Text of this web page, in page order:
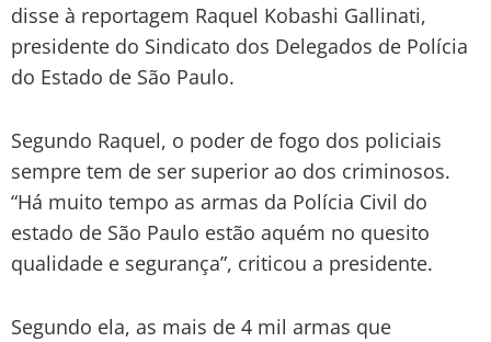
disse à reportagem Raquel Kobashi Gallinati,
presidente do Sindicato dos Delegados de Polícia
do Estado de São Paulo.
Segundo Raquel, o poder de fogo dos policiais
sempre tem de ser superior ao dos criminosos.
“Há muito tempo as armas da Polícia Civil do
estado de São Paulo estão aquém no quesito
qualidade e segurança”, criticou a presidente.
Segundo ela, as mais de 4 mil armas que